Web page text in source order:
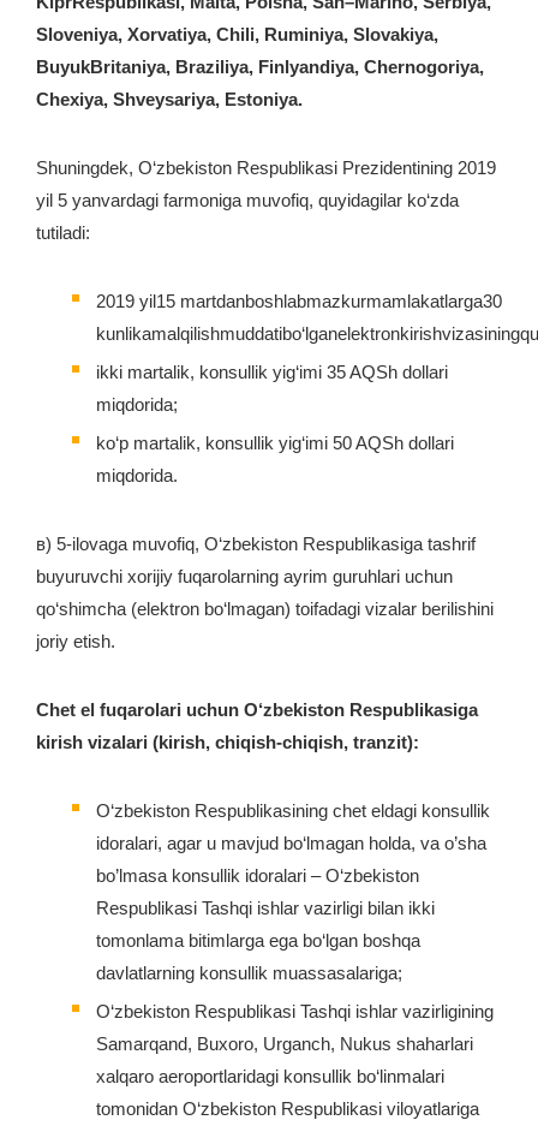
Sloveniya, Xorvatiya, Chili, Ruminiya, Slovakiya,
BuyukBritaniya, Braziliya, Finlyandiya, Chernogoriya,
Chexiya, Shveysariya, Estoniya.
Shuningdek, O‘zbekiston Respublikasi Prezidentining 2019
yil 5 yanvardagi farmoniga muvofiq, quyidagilar ko‘zda
tutiladi:
2019 yil15 martdanboshlabmazkurmamlakatlarga30
ikki martalik, konsullik yig‘imi 35 AQSh dollari
miqdorida;
ko‘p martalik, konsullik yig‘imi 50 AQSh dollari
miqdorida.
в) 5-ilovaga muvofiq, O‘zbekiston Respublikasiga tashrif
buyuruvchi xorijiy fuqarolarning ayrim guruhlari uchun
qo‘shimcha (elektron bo‘lmagan) toifadagi vizalar berilishini
joriy etish.
Chet el fuqarolari uchun O‘zbekiston Respublikasiga
kirish vizalari (kirish, chiqish-chiqish, tranzit):
O‘zbekiston Respublikasining chet eldagi konsullik
idoralari, agar u mavjud bo‘lmagan holda, va o’sha
bo’lmasa konsullik idoralari – O‘zbekiston
Respublikasi Tashqi ishlar vazirligi bilan ikki
tomonlama bitimlarga ega bo‘lgan boshqa
davlatlarning konsullik muassasalariga;
O‘zbekiston Respublikasi Tashqi ishlar vazirligining
Samarqand, Buxoro, Urganch, Nukus shaharlari
xalqaro aeroportlaridagi konsullik bo‘linmalari
tomonidan O‘zbekiston Respublikasi viloyatlariga